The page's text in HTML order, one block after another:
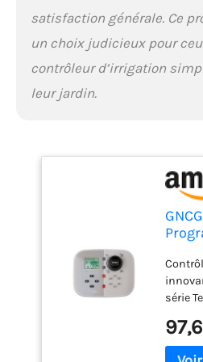
satisfaction générale. Ce
un choix judicieux pour
contrôleur d’irrigation
leur jardin.
série
pour